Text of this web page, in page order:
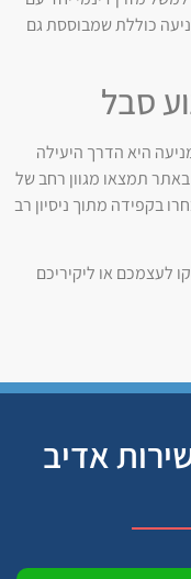
כוללת שמבוססת גם
סבל
היא הדרך היעילה
באתר תמצאו מגוון רחב של
בקפידה מתוך ניסיון רב
לעצמכם או ליקיריכם
אדיב